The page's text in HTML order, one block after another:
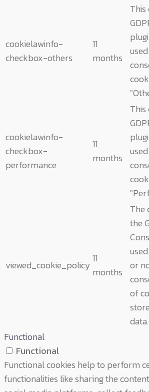
cookielawinfo-
checkbox-others
11
months
cookielawinfo-
checkbox-
performance
11
months
viewed_cookie_policy
11
months
The
the
or
of
data.
Functional
Functional
Functional cookies help to perform
functionalities like sharing the